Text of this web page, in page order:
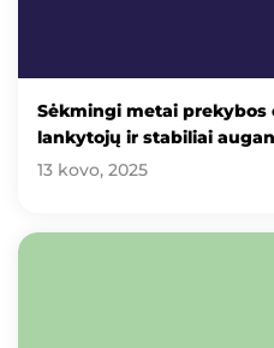
Sėkmingi metai prekybos
lankytojų ir stabiliai
13 kovo, 2025